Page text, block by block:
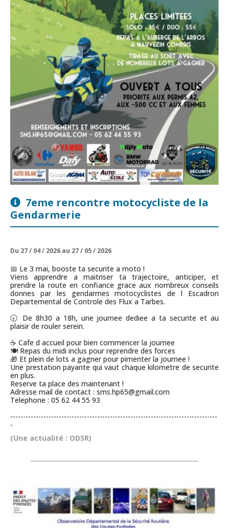
7eme rencontre motocycliste de la
Gendarmerie
Du 27 / 04 / 2026 au 27 / 05 / 2026
📅 Le 3 mai, booste ta securite a moto !
Viens apprendre a maitriser ta trajectoire, anticiper, et
prendre la route en confiance grace aux nombreux conseils
donnes par les gendarmes motocyclistes de l Escadron
Departemental de Controle des Flux a Tarbes.
🕣 De 8h30 a 18h, une journee dediee a ta securite et au
plaisir de rouler serein.
☕ Cafe d accueil pour bien commencer la journee
🍽️ Repas du midi inclus pour reprendre des forces
🎁 Et plein de lots a gagner pour pimenter la journee !
Une prestation payante qui vaut chaque kilometre de securite
en plus.
Reserve ta place des maintenant !
Adresse mail de contact : sms.hp65@gmail.com
Telephone : 05 62 44 55 93
---------------------------------------------------------------------------------
-
(Une actualité : ODSR)